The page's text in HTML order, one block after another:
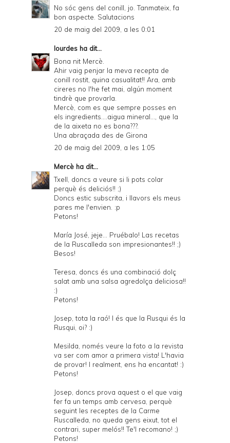
No sóc gens del conill, jo. Tanmateix, fa
bon aspecte. Salutacions
20 de maig del 2009, a les 0:01
lourdes ha dit...
Bona nit Mercè.
Ahir vaig penjar la meva recepta de
conill rostit, quina casualitat!! Ara, amb
cireres no l'he fet mai, algún moment
tindrè que provarla.
Mercè, com es que sempre posses en
els ingredients....aigua mineral..., que la
de la aixeta no es bona???.
Una abraçada des de Girona
20 de maig del 2009, a les 1:05
Mercè ha dit...
Txell, doncs a veure si li pots colar
perquè és deliciós!! ;)
Doncs estic subscrita, i llavors els meus
pares me l'envien. :p
Petons!
María José, jeje... Pruébalo! Las recetas
de la Ruscalleda son impresionantes!! ;)
Besos!
Teresa, doncs és una combinació dolç
salat amb una salsa agredolça deliciosa!!
:)
Petons!
Josep, tota la raó! I és que la Rusqui és la
Rusqui, oi? :)
Mesilda, només veure la foto a la revista
va ser com amor a primera vista! L'havia
de provar! I realment, ens ha encantat! :)
Petons!
Josep, doncs prova aquest o el que vaig
fer fa un temps amb cervesa, perquè
seguint les receptes de la Carme
Ruscalleda, no queda gens eixut, tot el
contrari, super melós!! Te'l recomano! ;)
Petons!